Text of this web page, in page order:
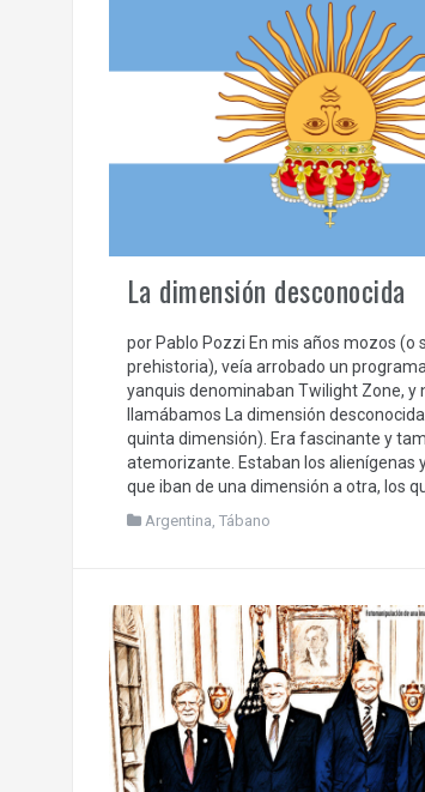
La dimensión desconocida
por Pablo Pozzi En mis años mozos (o
prehistoria), veía arrobado un
yanquis denominaban Twilight Zone, y
llamábamos La dimensión
quinta dimensión). Era fascinante y
atemorizante. Estaban los alienígenas
que iban de una dimensión a otra, los
Argentina, Tábano